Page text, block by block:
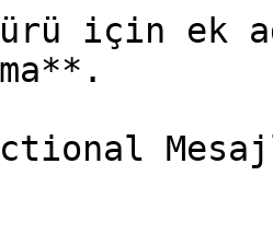
için ek